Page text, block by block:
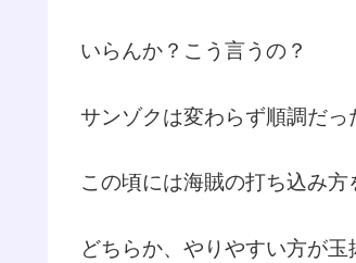
いらんか？こう言うの？
サンゾクは変わらず順調だっ
この頃には海賊の打ち込み方
どちらか、やりやすい方が玉